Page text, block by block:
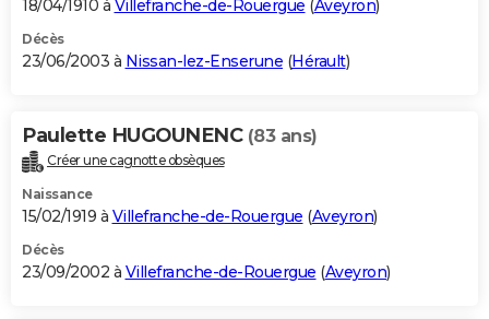
18/04/1910 à Villefranche-de-Rouergue (Aveyron)
Décès
23/06/2003 à Nissan-lez-Enserune (Hérault)
Paulette HUGOUNENC (83 ans)
Créer une cagnotte obsèques
Naissance
15/02/1919 à Villefranche-de-Rouergue (Aveyron)
Décès
23/09/2002 à Villefranche-de-Rouergue (Aveyron)